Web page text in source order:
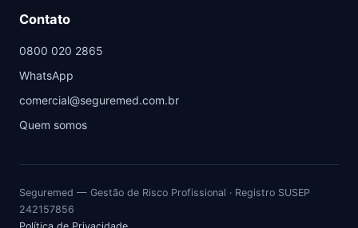
Contato
0800 020 2865
WhatsApp
comercial@seguremed.com.br
Quem somos
Seguremed — Gestão de Risco Profissional · Registro SUSEP
242157856